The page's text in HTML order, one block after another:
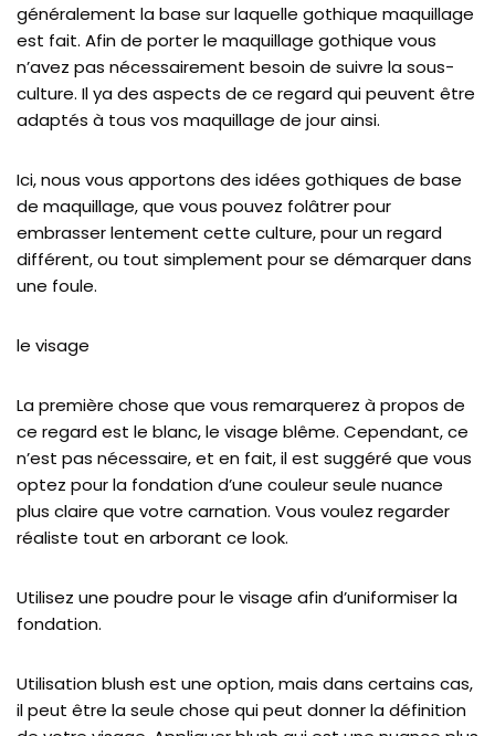
généralement la base sur laquelle gothique maquillage
est fait. Afin de porter le maquillage gothique vous
n’avez pas nécessairement besoin de suivre la sous-
culture. Il ya des aspects de ce regard qui peuvent être
adaptés à tous vos maquillage de jour ainsi.
Ici, nous vous apportons des idées gothiques de base
de maquillage, que vous pouvez folâtrer pour
embrasser lentement cette culture, pour un regard
différent, ou tout simplement pour se démarquer dans
une foule.
le visage
La première chose que vous remarquerez à propos de
ce regard est le blanc, le visage blême. Cependant, ce
n’est pas nécessaire, et en fait, il est suggéré que vous
optez pour la fondation d’une couleur seule nuance
plus claire que votre carnation. Vous voulez regarder
réaliste tout en arborant ce look.
Utilisez une poudre pour le visage afin d’uniformiser la
fondation.
Utilisation blush est une option, mais dans certains cas,
il peut être la seule chose qui peut donner la définition